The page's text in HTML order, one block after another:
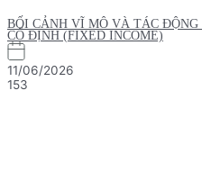
BỐI CẢNH VĨ MÔ VÀ TÁC
CỐ ĐỊNH (FIXED INCOME)
11/06/2026
153